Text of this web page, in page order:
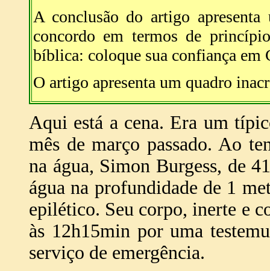
A conclusão do artigo apresenta
concordo em termos de
bíblica: coloque sua confiança em
O artigo apresenta um quadro
Aqui está a cena. Era um
mês de março passado. Ao
na água, Simon Burgess, de
água na profundidade de 1
epilético. Seu corpo, inerte e
às 12h15min por uma
serviço de emergência.